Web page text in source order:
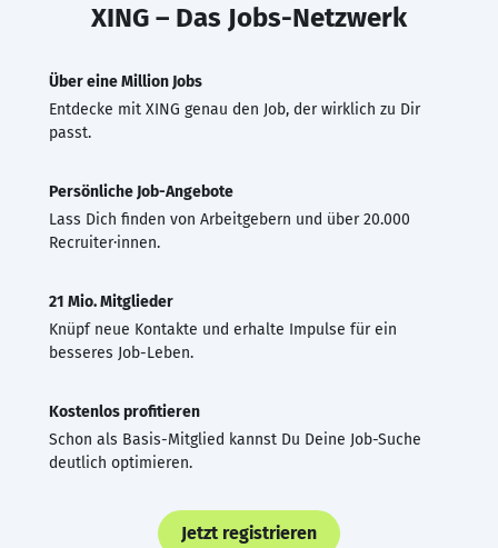
XING – Das Jobs-Netzwerk
Über eine Million Jobs
Entdecke mit XING genau den Job, der wirklich zu Dir
passt.
Persönliche Job-Angebote
Lass Dich finden von Arbeitgebern und über 20.000
Recruiter·innen.
21 Mio. Mitglieder
Knüpf neue Kontakte und erhalte Impulse für ein
besseres Job-Leben.
Kostenlos profitieren
Schon als Basis-Mitglied kannst Du Deine Job-Suche
deutlich optimieren.
Jetzt registrieren